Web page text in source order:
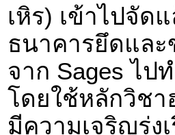
เหิร) เข้าไปจัด
ธนาคารยึดแล
จาก Sages ไป
โดยใช้หลักวิช
มีความเจริญรุ่ง